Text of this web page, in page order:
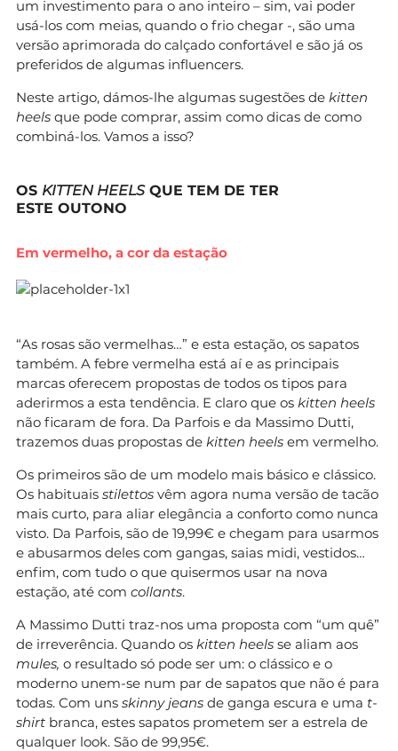
um investimento para o ano inteiro – sim, vai poder
usá-los com meias, quando o frio chegar -, são uma
versão aprimorada do calçado confortável e são já os
preferidos de algumas influencers.
Neste artigo, dámos-lhe algumas sugestões de kitten
heels que pode comprar, assim como dicas de como
combiná-los. Vamos a isso?
OS KITTEN HEELSQUE TEM DE TER
ESTE OUTONO
Em vermelho, a cor da estação
“As rosas são vermelhas…” e esta estação, os sapatos
também. A febre vermelha está aí e as principais
marcas oferecem propostas de todos os tipos para
aderirmos a esta tendência. E claro que os kitten heels
não ficaram de fora. Da Parfois e da Massimo Dutti,
trazemos duas propostas de kitten heels em vermelho.
Os primeiros são de um modelo mais básico e clássico.
Os habituais stilettos vêm agora numa versão de tacão
mais curto, para aliar elegância a conforto como nunca
visto. Da Parfois, são de 19,99€ e chegam para usarmos
e abusarmos deles com gangas, saias midi, vestidos…
enfim, com tudo o que quisermos usar na nova
estação, até com collants.
A Massimo Dutti traz-nos uma proposta com “um quê”
de irreverência. Quando os kitten heels se aliam aos
mules, o resultado só pode ser um: o clássico e o
moderno unem-se num par de sapatos que não é para
todas. Com uns skinny jeans de ganga escura e uma t-
shirt branca, estes sapatos prometem ser a estrela de
qualquer look. São de 99,95€.